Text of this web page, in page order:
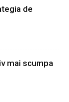
de
mai scumpa